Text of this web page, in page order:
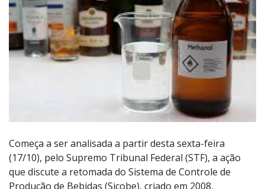
Começa a ser analisada a partir desta sexta-feira
(17/10), pelo Supremo Tribunal Federal (STF), a ação
que discute a retomada do Sistema de Controle de
Produção de Bebidas (Sicobe), criado em 2008,